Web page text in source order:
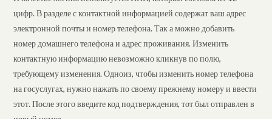
цифр. В разделе с контактной информацией содержат ваш адрес
электронной почты и номер телефона. Так а можно добавить
номер домашнего телефона и адрес проживания. Изменить
контактную информацию невозможно кликнув по полю,
требующему изменения. Одноиз, чтобы изменить номер телефона
на госуслугах, нужно нажать по своему прежнему номеру и ввести
этот. После этого введите код подтверждения, тот был отправлен в